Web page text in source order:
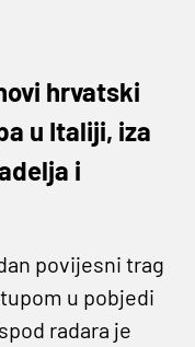
hrvatski
u Italiji, iza
i
povijesni trag
u pobjedi
radara je